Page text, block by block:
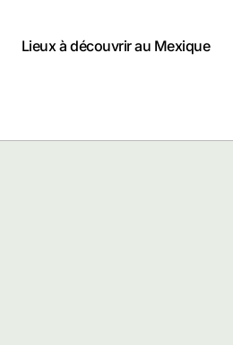
Lieux à découvrir au Mexique